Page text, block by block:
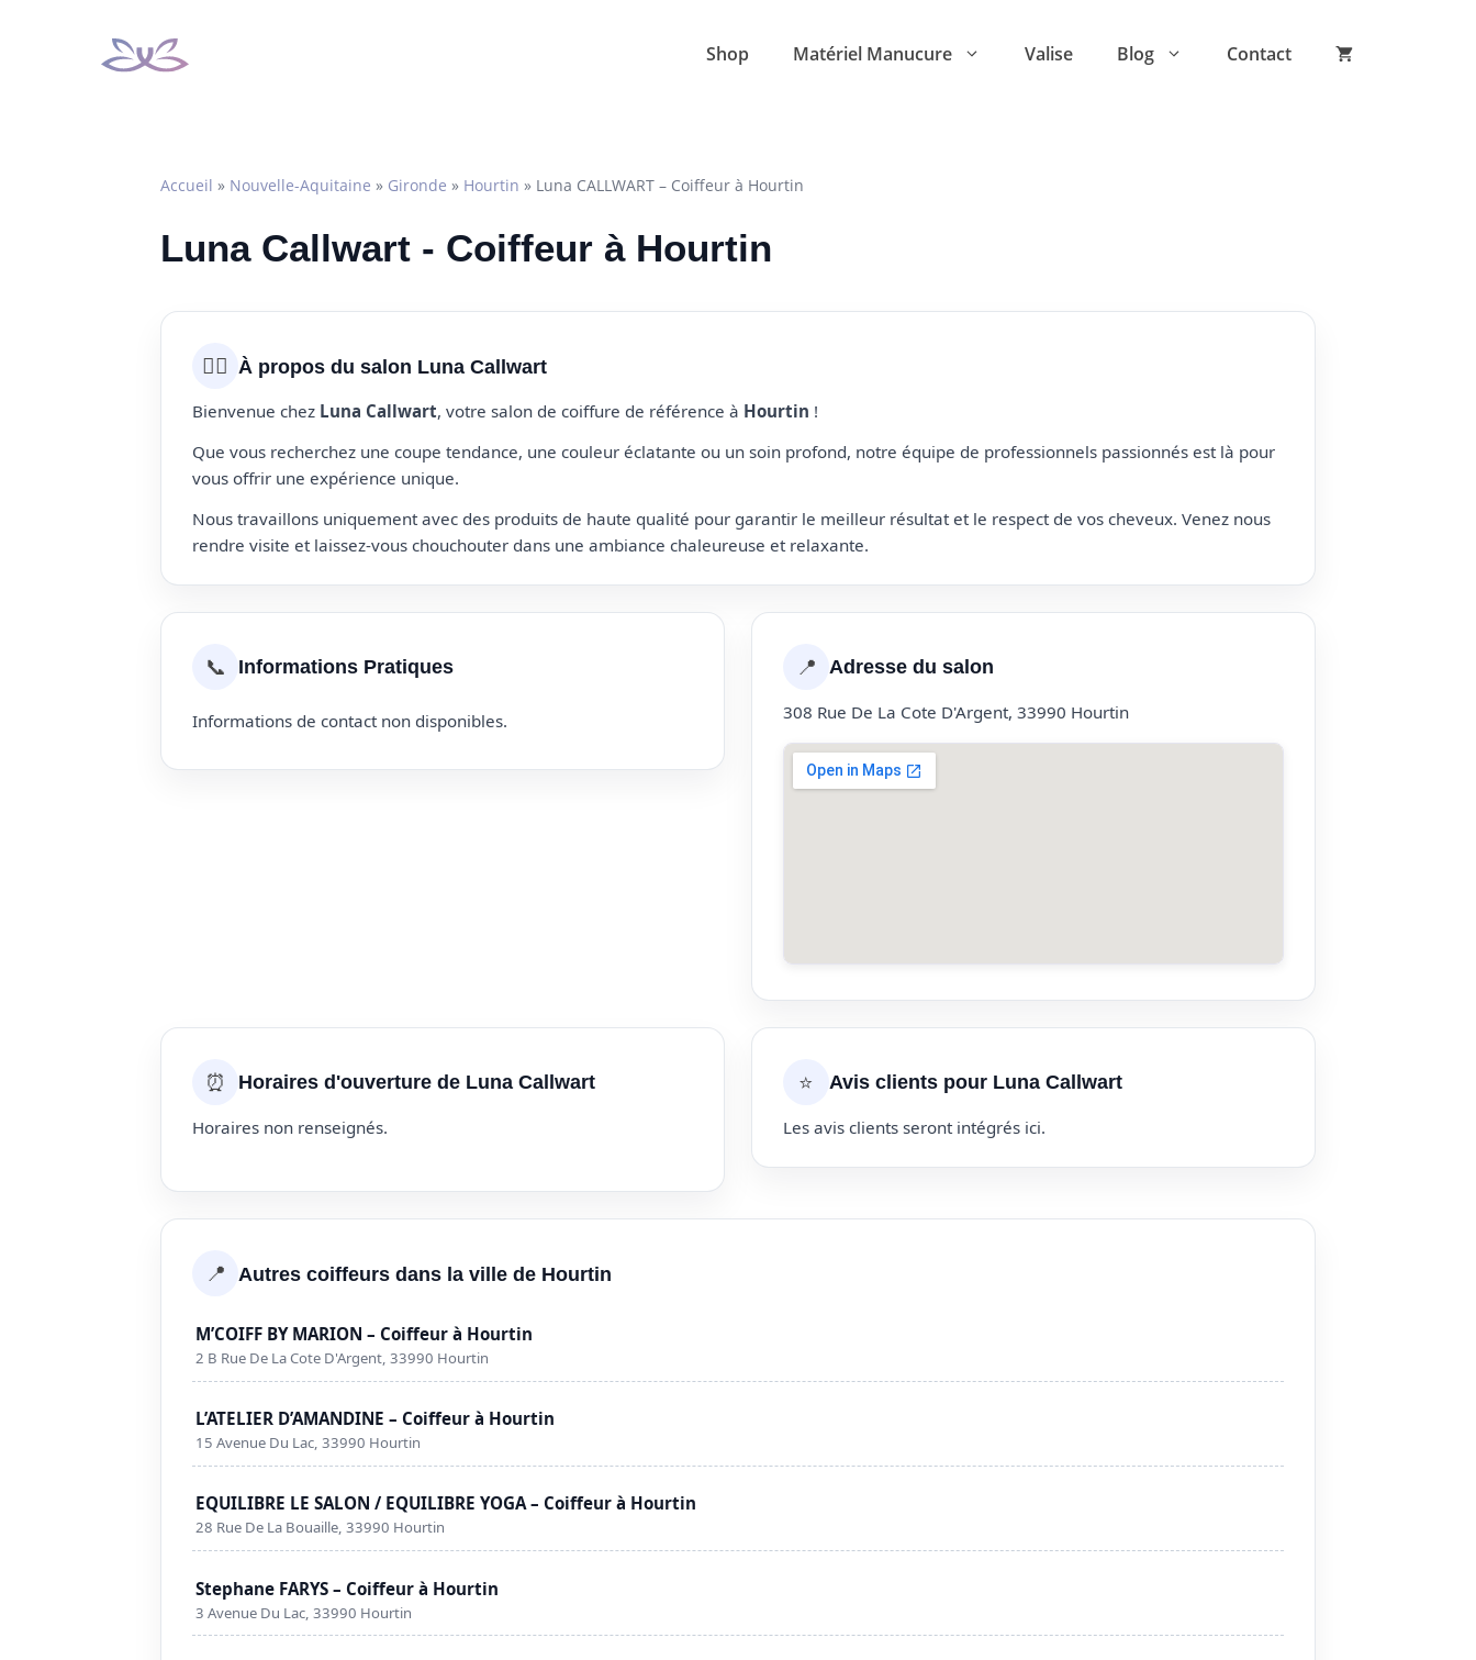
Shop Matériel Manucure Valise Blog Contact
Accueil » Nouvelle-Aquitaine » Gironde » Hourtin » Luna CALLWART – Coiffeur à Hourtin
Luna Callwart - Coiffeur à Hourtin
💇‍♀️ À propos du salon Luna Callwart
Bienvenue chez Luna Callwart, votre salon de coiffure de référence à Hourtin !
Que vous recherchez une coupe tendance, une couleur éclatante ou un soin profond, notre équipe de professionnels passionnés est là pour
vous offrir une expérience unique.
Nous travaillons uniquement avec des produits de haute qualité pour garantir le meilleur résultat et le respect de vos cheveux. Venez nous
rendre visite et laissez-vous chouchouter dans une ambiance chaleureuse et relaxante.
📞 Informations Pratiques
Informations de contact non disponibles.
📍 Adresse du salon
308 Rue De La Cote D'Argent, 33990 Hourtin
⏰ Horaires d'ouverture de Luna Callwart
Horaires non renseignés.
⭐ Avis clients pour Luna Callwart
Les avis clients seront intégrés ici.
📍 Autres coiffeurs dans la ville de Hourtin
M’COIFF BY MARION – Coiffeur à Hourtin
2 B Rue De La Cote D'Argent, 33990 Hourtin
L’ATELIER D’AMANDINE – Coiffeur à Hourtin
15 Avenue Du Lac, 33990 Hourtin
EQUILIBRE LE SALON / EQUILIBRE YOGA – Coiffeur à Hourtin
28 Rue De La Bouaille, 33990 Hourtin
Stephane FARYS – Coiffeur à Hourtin
3 Avenue Du Lac, 33990 Hourtin